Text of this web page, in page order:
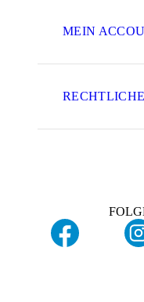
MEIN